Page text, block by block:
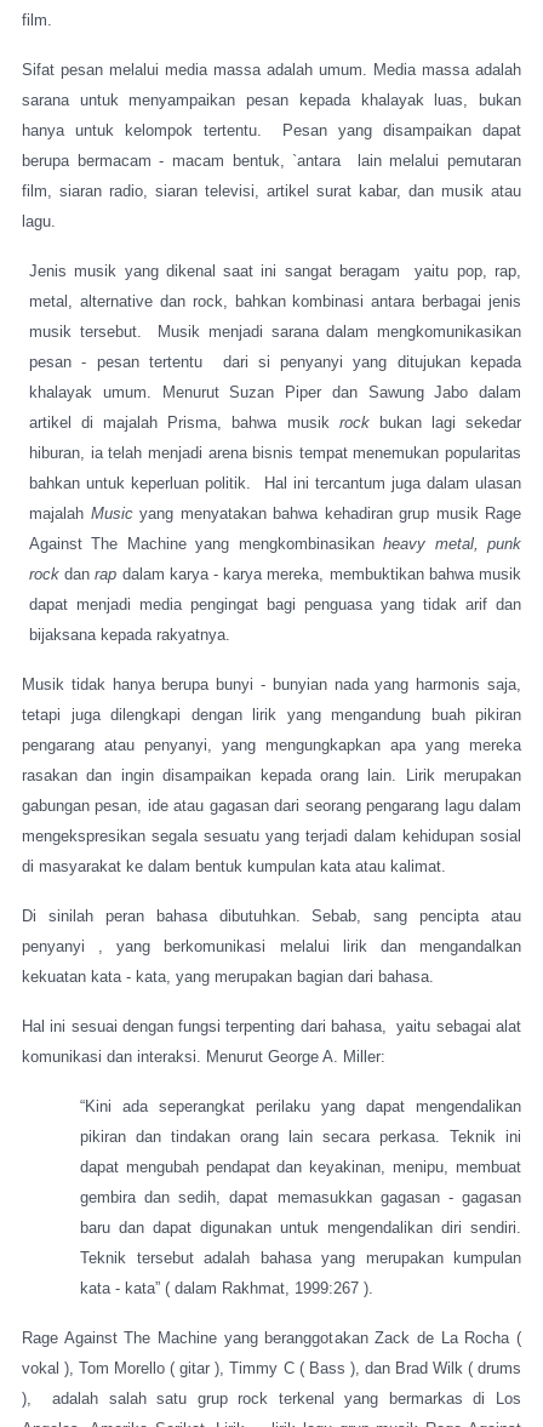
film.
Sifat pesan melalui media massa adalah umum. Media massa adalah
sarana untuk menyampaikan pesan kepada khalayak luas, bukan
hanya untuk kelompok tertentu.
Pesan yang disampaikan dapat
berupa bermacam - macam bentuk, `antara
lain melalui pemutaran
film, siaran radio, siaran televisi, artikel surat kabar, dan musik atau
lagu.
Jenis musik yang dikenal saat ini sangat beragam
yaitu pop, rap,
metal, alternative dan rock, bahkan kombinasi antara berbagai jenis
musik tersebut.
Musik menjadi sarana dalam mengkomunikasikan
pesan - pesan tertentu
dari si penyanyi yang ditujukan kepada
khalayak umum. Menurut Suzan Piper dan Sawung Jabo dalam
artikel di majalah Prisma, bahwa musik rock
bukan lagi sekedar
hiburan, ia telah menjadi arena bisnis tempat menemukan popularitas
bahkan untuk keperluan politik.
Hal ini tercantum juga dalam ulasan
majalah Musicyang menyatakan bahwa kehadiran grup musik Rage
Against The Machine yang mengkombinasikanheavy metal, punk
rock danrap dalam karya - karya mereka, membuktikan bahwa musik
dapat menjadi media pengingat bagi penguasa yang tidak arif dan
bijaksana kepada rakyatnya.
Musik tidak hanya berupa bunyi - bunyian nada yang harmonis saja,
tetapi juga dilengkapi dengan lirik yang mengandung buah pikiran
pengarang atau penyanyi, yang mengungkapkan apa yang mereka
rasakan dan ingin disampaikan kepada orang lain. Lirik merupakan
gabungan pesan, ide atau gagasan dari seorang pengarang lagu dalam
mengekspresikan segala sesuatu yang terjadi dalam kehidupan sosial
di masyarakat ke dalam bentuk kumpulan kata atau kalimat.
Di sinilah peran bahasa dibutuhkan. Sebab, sang pencipta atau
penyanyi , yang berkomunikasi melalui lirik dan mengandalkan
kekuatan kata - kata, yang merupakan bagian dari bahasa.
Hal ini sesuai dengan fungsi terpenting dari bahasa,
yaitu sebagai alat
komunikasi dan interaksi. Menurut George A. Miller:
“Kini ada seperangkat perilaku yang dapat mengendalikan
pikiran dan tindakan orang lain secara perkasa. Teknik ini
dapat mengubah pendapat dan keyakinan, menipu, membuat
gembira dan sedih, dapat memasukkan gagasan - gagasan
baru dan dapat digunakan untuk mengendalikan diri sendiri.
Teknik tersebut adalah bahasa yang merupakan kumpulan
kata - kata” ( dalam Rakhmat, 1999:267 ).
Rage Against The Machine yang beranggotakan Zack de La Rocha (
vokal ), Tom Morello ( gitar ), Timmy C ( Bass ), dan Brad Wilk ( drums
),
adalah salah satu grup rock terkenal yang bermarkas di Los